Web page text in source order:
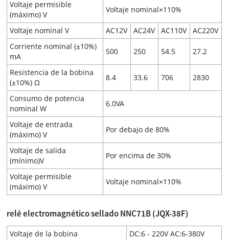
Voltaje permisible
(máximo) V
Voltaje nominal×110%
Voltaje nominal V AC12V AC24V AC110V
AC220V
Corriente nominal (±10%)
mA
500 250 54.5 27.2
Resistencia de la bobina
(±10%) Ω
8.4 33.6 706 2830
Consumo de potencia
nominal W
6.0VA
Voltaje de entrada
(máximo) V
Por debajo de 80%
Voltaje de salida
(mínimo)V
Por encima de 30%
Voltaje permisible
(máximo) V
Voltaje nominal×110%
relé electromagnético sellado NNC71B (JQX-38F)
Voltaje de la bobina DC:6 - 220V AC:6-380V